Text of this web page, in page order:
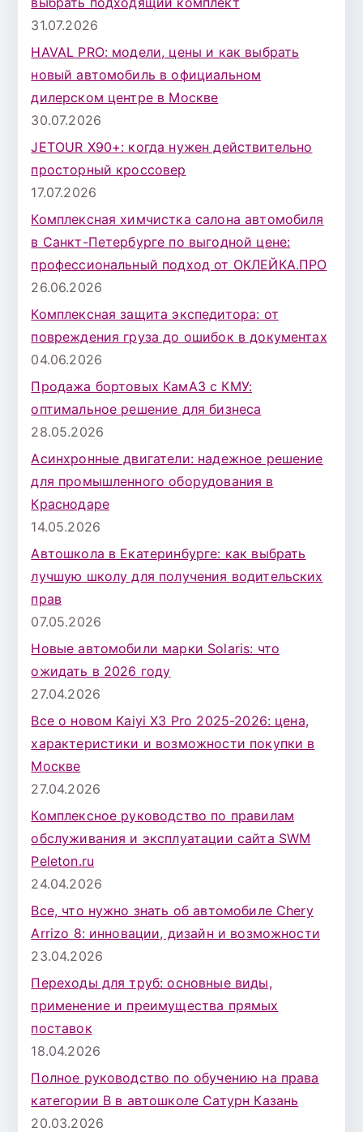
31.07.2026
HAVAL PRO: модели, цены и как выбрать
новый автомобиль в официальном
дилерском центре в Москве
30.07.2026
JETOUR X90+: когда нужен действительно
просторный кроссовер
17.07.2026
Комплексная химчистка салона автомобиля
в Санкт-Петербурге по выгодной цене:
профессиональный подход от ОКЛЕЙКА.ПРО
26.06.2026
Комплексная защита экспедитора: от
повреждения груза до ошибок в документах
04.06.2026
Продажа бортовых КамАЗ с КМУ:
оптимальное решение для бизнеса
28.05.2026
Асинхронные двигатели: надежное решение
для промышленного оборудования в
Краснодаре
14.05.2026
Автошкола в Екатеринбурге: как выбрать
лучшую школу для получения водительских
прав
07.05.2026
Новые автомобили марки Solaris: что
ожидать в 2026 году
27.04.2026
Все о новом Kaiyi X3 Pro 2025-2026: цена,
характеристики и возможности покупки в
Москве
27.04.2026
Комплексное руководство по правилам
обслуживания и эксплуатации сайта SWM
Peleton.ru
24.04.2026
Все, что нужно знать об автомобиле Chery
Arrizo 8: инновации, дизайн и возможности
23.04.2026
Переходы для труб: основные виды,
применение и преимущества прямых
поставок
18.04.2026
Полное руководство по обучению на права
категории B в автошколе Сатурн Казань
20.03.2026